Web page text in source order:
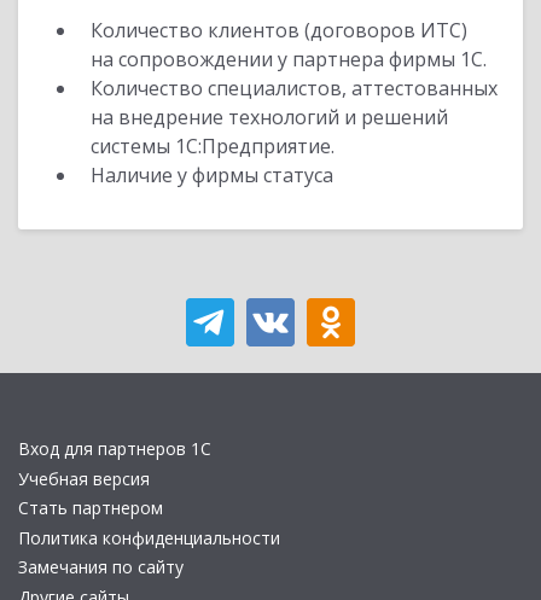
Количество клиентов (договоров ИТС)
на сопровождении у партнера фирмы 1С.
Количество специалистов, аттестованных
на внедрение технологий и решений
системы 1С:Предприятие.
Наличие у фирмы статуса
Вход для партнеров 1С
Учебная версия
Стать партнером
Политика конфиденциальности
Замечания по сайту